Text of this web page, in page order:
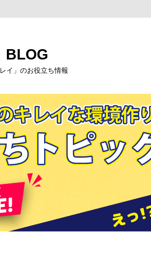
BLOG
レイ」のお役立ち情報